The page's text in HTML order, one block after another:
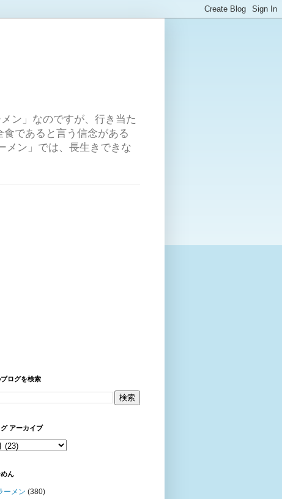
ン」なのですが、行き当た
であると言う信念がある
メン」では、長生きできな
ログを検索
アーカイブ
めん
ーメン (380)